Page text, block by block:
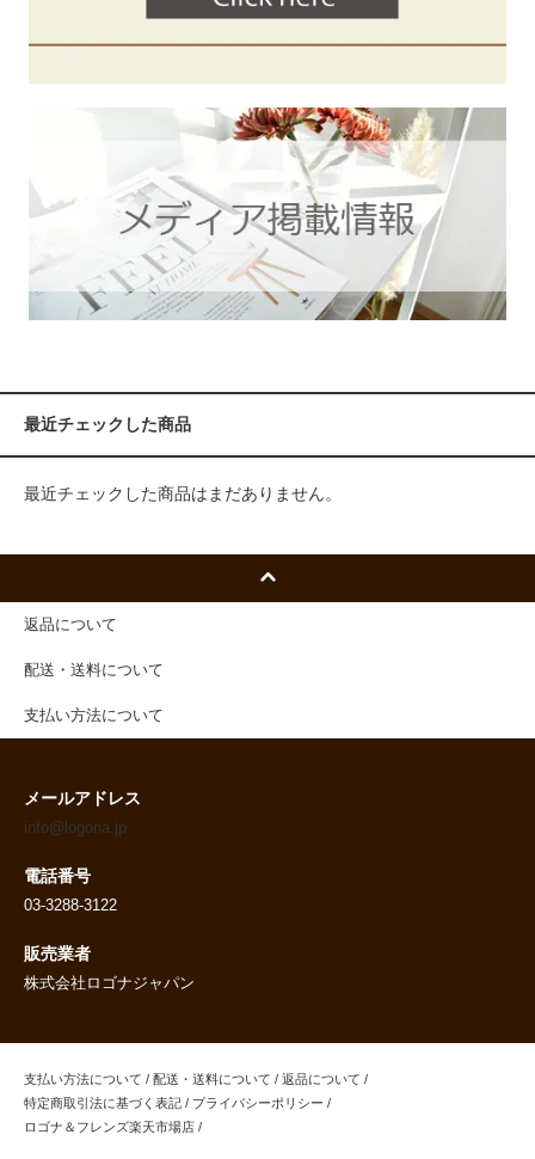
最近チェックした商品
最近チェックした商品はまだありません。
返品について
配送・送料について
支払い方法について
メールアドレス
info@logona.jp
電話番号
03-3288-3122
販売業者
株式会社ロゴナジャパン
支払い方法について / 配送・送料について / 返品について /
特定商取引法に基づく表記 / プライバシーポリシー /
ロゴナ＆フレンズ楽天市場店 /